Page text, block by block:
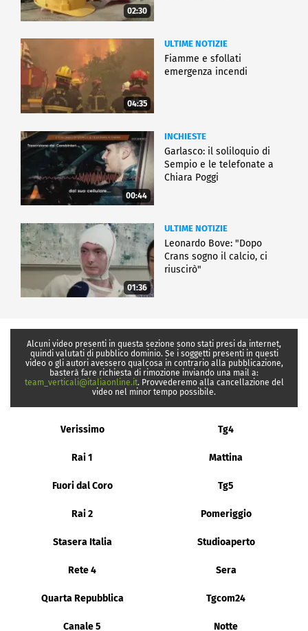
02:30
04:35
ULTIME NOTIZIE
Fiamme e sfollati
emergenza incendi
00:44
INCHIESTE
Garlasco: il soliloquio di
Sempio e le telefonate a
Chiara Poggi
01:36
ULTIME NOTIZIE
Leonardo Bove: "Dopo
Crans sogno il calcio, ci
riuscirò"
Alcuni video presenti in questa sezione sono stati presi da internet,
quindi valutati di pubblico dominio. Se i soggetti presenti in questi
video o gli autori avessero qualcosa in contrario alla pubblicazione,
basterà fare richiesta di rimozione inviando una mail a:
team_verticali@italiaonline.it. Provvederemo alla cancellazione del
video nel minor tempo possibile.
Verissimo Tg4
Rai 1 Mattina
Fuori dal Coro Tg5
Rai 2 Pomeriggio
Stasera Italia Studioaperto
Rete 4 Sera
Quarta Repubblica Tgcom24
Canale 5 Notte